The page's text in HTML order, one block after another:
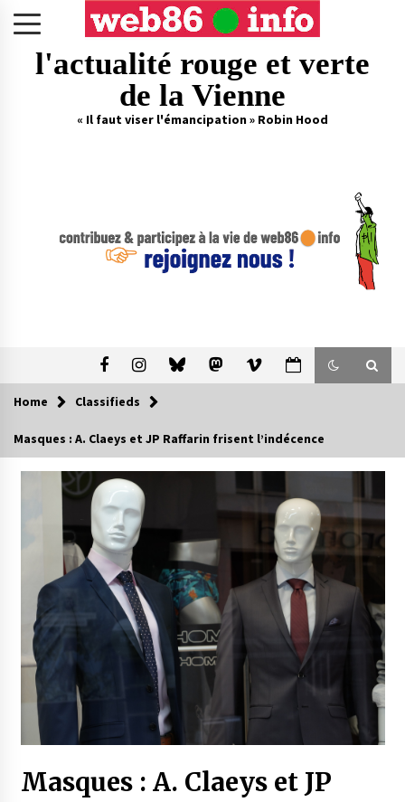
l'actualité rouge et verte
de la Vienne
« Il faut viser l'émancipation » Robin Hood
Home Classifieds
Masques : A. Claeys et JP Raffarin frisent l’indécence
Masques : A. Claeys et JP